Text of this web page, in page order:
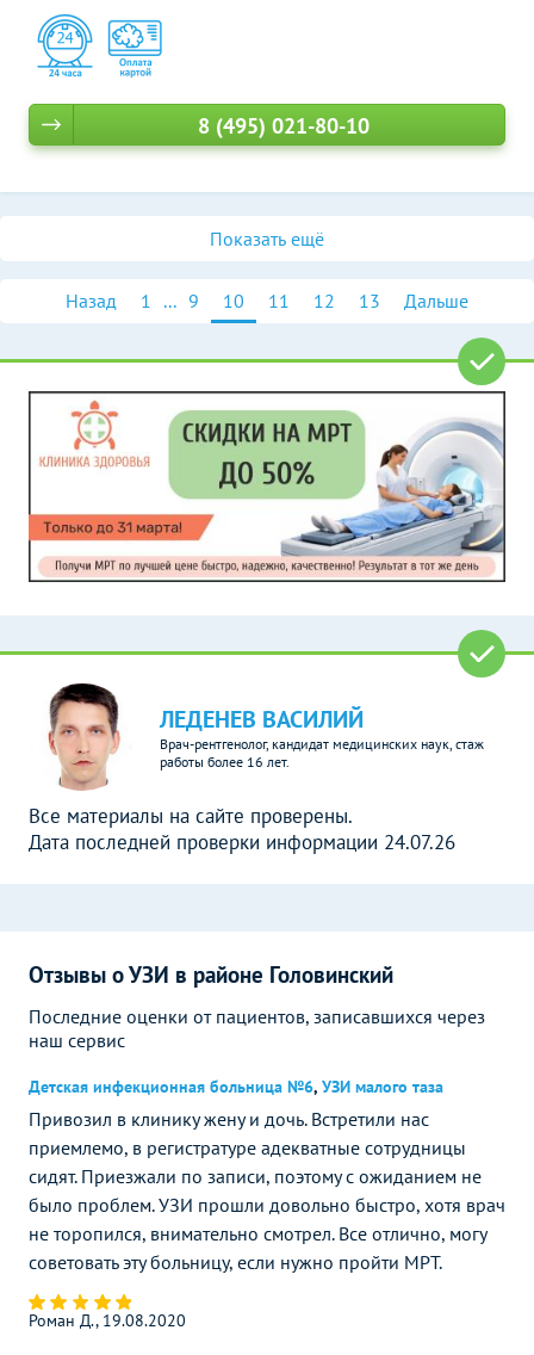
8 (495) 021-80-10
Показать ещё
Назад 1 ... 9 10 11 12 13 Дальше
ЛЕДЕНЕВ ВАСИЛИЙ
Врач-рентгенолог, кандидат медицинских наук, стаж
работы более 16 лет.
Все материалы на сайте проверены.
Дата последней проверки информации 24.07.26
Отзывы о УЗИ в районе Головинский
Последние оценки от пациентов, записавшихся через
наш сервис
Детская инфекционная больница №6, УЗИ малого таза
Привозил в клинику жену и дочь. Встретили нас
приемлемо, в регистратуре адекватные сотрудницы
сидят. Приезжали по записи, поэтому с ожиданием не
было проблем. УЗИ прошли довольно быстро, хотя врач
не торопился, внимательно смотрел. Все отлично, могу
советовать эту больницу, если нужно пройти МРТ.
Роман Д., 19.08.2020